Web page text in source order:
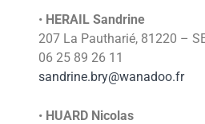
• HERAIL Sandrine
207 La Pautharié, 81220 –
06 25 89 26 11
sandrine.bry@wanadoo.fr
• HUARD Nicolas